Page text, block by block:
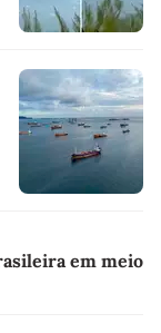
em meio